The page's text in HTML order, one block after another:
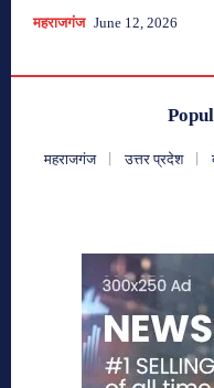
महराजगंज June 12, 2026
महराजगंज उत्तर प्रदेश